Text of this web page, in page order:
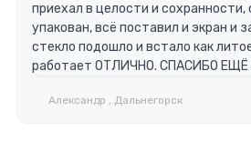
приехал в целости и сохранности,
упакован, всё поставил и экран и
стекло подошло и встало как
работает ОТЛИЧНО. СПАСИБО ЕЩЁ
Александр , Дальнегорск